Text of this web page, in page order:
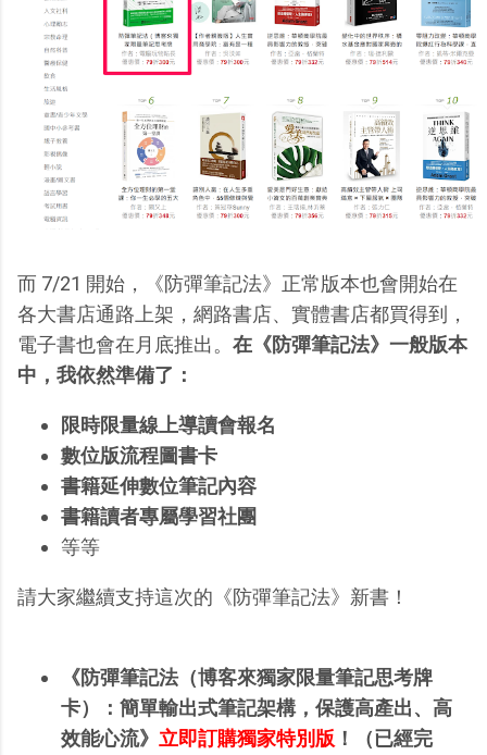
而 7/21 開始，《防彈筆記法》正常版本也會開始在
各大書店通路上架，網路書店、實體書店都買得到，
電子書也會在月底推出。 在《防彈筆記法》一般版本
中，我依然準備了：
限時限量線上導讀會報名
數位版流程圖書卡
書籍延伸數位筆記內容
書籍讀者專屬學習社團
等等
請大家繼續支持這次的《防彈筆記法》新書！
《防彈筆記法（博客來獨家限量筆記思考牌
卡）：簡單輸出式筆記架構，保護高產出、高
效能心流》 立即訂購獨家特別版 ！（已經完